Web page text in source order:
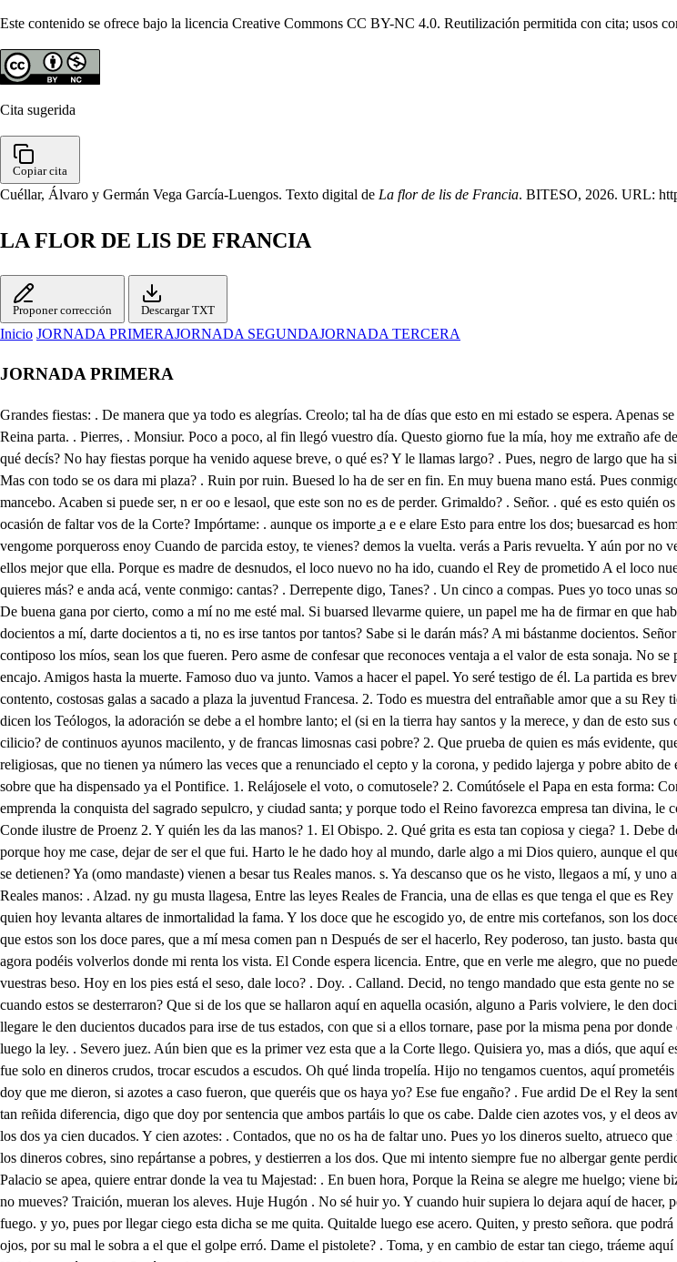
Este contenido se ofrece bajo la licencia Creative Commons CC BY-NC 4.0. Reutilización permitida con cita; usos
Cita sugerida
Copiar cita
Cuéllar, Álvaro y Germán Vega García-Luengos. Texto digital de La flor de lis de Francia. BITESO, 2026. URL:
LA FLOR DE LIS DE FRANCIA
Proponer corrección Descargar TXT
Inicio JORNADA PRIMERAJORNADA SEGUNDAJORNADA TERCERA
JORNADA PRIMERA
Grandes fiestas: . De manera que ya todo es alegrías. Creolo; tal ha de días que esto en mi estado se espera. Apenas se abrió la carta cuando se ardió Proenza en fuego: Dad orden de ensillar luego, porque hoy la Reina parta. . Pierres, . Monsiur. Poco a poco, al fin llegó vuestro día. Questo giorno fue la mía, hoy me extraño afe de loco. Entre yo vivo en Paris, y luego déjame el cargo; finalmente vino el largo: Largo Pierres, qué decís? No hay fiestas porque ha venido aquese breve, o qué es? Y le llamas largo? . Pues, negro de largo que ha sido, a un año preve o largo vino en fin. Hay falta acá de un ruin? A no estar yo acá si uviera, Mas con todo se os dara mi plaza? . Ruin por ruin. Buesed lo ha de ser en fin. En muy buena mano está. Pues conmigo potro nuevo. Pues conmigo rocín viejo? Hijo un mancebo y un viejo? Son un viejo y un mancebo. Acaben si puede ser, n er oo e lesaol, que este son no es de perder. Grimaldo? . Señor. . qué es esto quién os envió a Paris? Anres me vengo: . Os venís? Y no he de volver tan presto. Pues aquesta es ocasión de faltar vos de la Corte? Impórtame: . aunque os importe ̱a e e elare Esto para entre los dos; buesarcad es hombre alegre? Por hacer reir me pierdo. Pues por qué te vienes loco? De eso sabe buarsed poco, vengome porqueross enoy Cuando de parcida estoy, te vienes? demos la vuelta. verás a Paris revuelta. Y aún por no verla me voy. Pues es mala tierra aquella para los de nuestro arte? Antes no tiene Dios parte para ellos mejor que ella. Porque es madre de desnudos, el loco nuevo no ha ido, cuando el Rey de prometido A el loco nuevo dan esos? ya el que allí otra vez a estado? También le dan de contado S Pues Truho que quieres más? e anda acá, vente conmigo: cantas? . Derrepente digo, Tanes? . Un cinco a compas. Pues yo toco unas sonajas que en el sentido las meto, vuelve, y tañe sansoneto, A que emos de hacer un concierto. De buena gana por cierto, como a mí no me esté mal. Si buarsed llevarme quiere, un papel me ha de firmar en que habemos de trocar los dos, lo que el Rey nos diere. Papel? . Con su sepan cuantos Darme docientos a mí, darte docientos a ti, no es irse tantos por tantos? Sabe si le darán más? A mi bástanme docientos. Señor no me meto en cuentos, o ir, o no ir, no hay más. Pues como los que te dieren que yo trocare contiposo los míos, sean los que fueren. Pero asme de confesar que reconoces ventaja a el valor de esta sonaja. No se puede eso negar. Hector muerto. Aquiles, Baja el toldo? . El toldo bajo Encaja. . También encajo. Amigos hasta la muerte. Famoso duo va junto. Vamos a hacer el papel. Yo seré testigo de él. La partida es breve? . Al punta p a duo va ju 1. Alegre está Paris, no hay cora en ella que no se esté riendo de contento, costosas galas a sacado a plaza la juventud Francesa. 2. Todo es muestra del entrañable amor que a su Rey tiene. 1. Es de todos querido: 2. Es adorado. 1. Y débésele cierto este atributo, porque si como dicen los Teólogos, la adoración se debe a el hombre lanto; el (si en la tierra hay santos y la merece, y dan de esto sus obras testimonio. Que admiración mayor, que ver a un Príncipe en tierna edad vestido de cilicio? de continuos ayunos macilento, y de francas limosnas casi pobre? 2. Que prueba de quien es más evidente, que siendo el primogenito de Francia, desde sus tiernos años haber sido tan inclinado a cosas religiosas, que no tienen ya número las veces que a renunciado el cepto y la corona, y pedido lajerga y pobre abito de el Seráfico Padre san Francisco: y siéndole negado de sus frailes hizo de Religión el santo voto, sobre que ha dispensado ya el Pontifice. 1. Relájosele el voto, o comutosele? 2. Comútósele el Papa en esta forma: Concédele, que se haga el matrimonio, conque en conmutación del voto hecho, a costa suya emprenda la conquista del sagrado sepulcro, y ciudad santa; y porque todo el Reino favorezca empresa tan divina, le concede un jubileo, y Bula de Cruzada. 1. En fin se casa el Rey? 2. Con Margarita, hija del Conde ilustre de Proenz 2. Y quién les da las manos? 1. El Obispo. 2. Qué grita es esta tan copiosa y ciega? 1. Debe de ser la gente que ya llega. y: Ninguno pase de aquí. Ténganse, ninguno pase. No pienso porque hoy me case, dejar de ser el que fui. Harto le he dado hoy al mundo, darle algo a mi Dios quiero, aunque el que en todo es primero, no había de ser segundo. Qué es de mis caros hermanos? cómo en verme se detienen? Ya (omo mandaste) vienen a besar tus Reales manos. s. Ya descanso que os he visto, llegaos a mí, y uno a uno me abrazad, que en cada uno entiendo que abrazo a Cristo. Vuestra Majestad nos dé sus Reales manos: . Alzad. ny gu musta llagesa, Entre las leyes Reales de Francia, una de ellas es que tenga el que es Rey Frances doce vasallos iguales. Que son los que nombra y llama el mundo universo Pares, y a quien hoy levanta altares de inmortalidad la fama. Y los doce que he escogido yo, de entre mis cortefanos, son los doce, que las manos de rodillas te han pedido. e Dáselas, y aunque así están en el traje no repares, que estos son los doce pares, que a mí mesa comen pan n Después de ser el hacerlo, Rey poderoso, tan justo. basta que a vos os de gusto, para que yo guste de ello. Ya me dejan con su vista enriquecido a mí ellos, agora podéis volverlos donde mi renta los vista. El Conde espera licencia. Entre, que en verle me alegro, que no puede tan buen suegro no alegrar con su presencia. Beso a vuestra Majestad las manos: . Las vuestras beso. Hoy en los pies está el